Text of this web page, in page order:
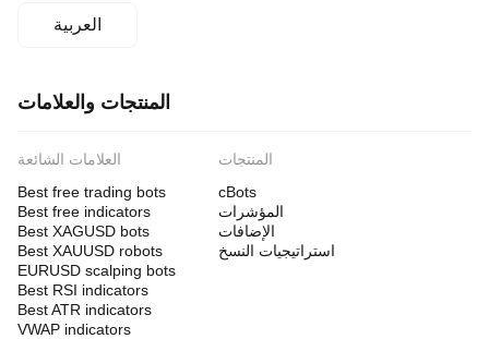
العربية
المنتجات والعلامات
العلامات الشائعة
Best free trading bots
Best free indicators
Best XAGUSD bots
Best XAUUSD robots
EURUSD scalping bots
Best RSI indicators
Best ATR indicators
VWAP indicators
المنتجات
cBots
المؤشرات
الإضافات
استراتيجيات النسخ